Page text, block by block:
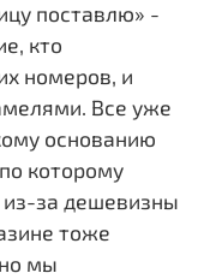
поставлю» -
кто
номеров, и
Все уже
основанию
которому
из-за дешевизны
тоже
мы